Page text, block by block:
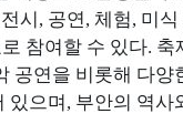
시, 공연, 체험, 미
참여할 수 있다.
공연을 비롯해 다
으며, 부안의 역